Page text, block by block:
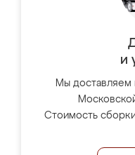
и
Мы доставляем
Стоимость